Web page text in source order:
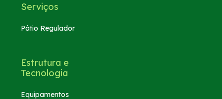
Serviços
Pátio Regulador
Estrutura e
Tecnologia
Equipamentos